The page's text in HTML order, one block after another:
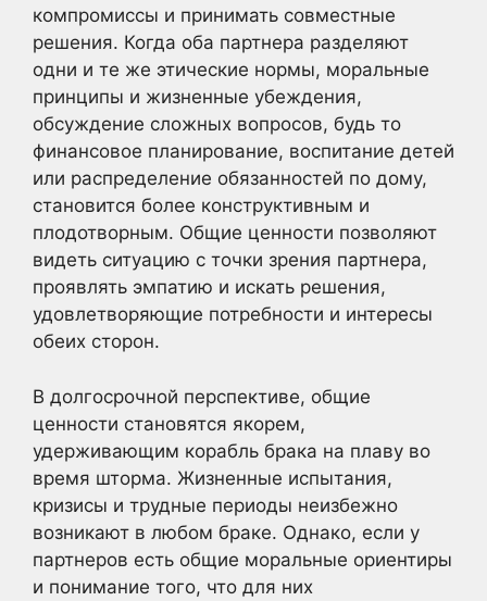
компромиссы и принимать совместные
решения. Когда оба партнера разделяют
одни и те же этические нормы, моральные
принципы и жизненные убеждения,
обсуждение сложных вопросов, будь то
финансовое планирование, воспитание детей
или распределение обязанностей по дому,
становится более конструктивным и
плодотворным. Общие ценности позволяют
видеть ситуацию с точки зрения партнера,
проявлять эмпатию и искать решения,
удовлетворяющие потребности и интересы
обеих сторон.
В долгосрочной перспективе, общие
ценности становятся якорем,
удерживающим корабль брака на плаву во
время шторма. Жизненные испытания,
кризисы и трудные периоды неизбежно
возникают в любом браке. Однако, если у
партнеров есть общие моральные ориентиры
и понимание того, что для них